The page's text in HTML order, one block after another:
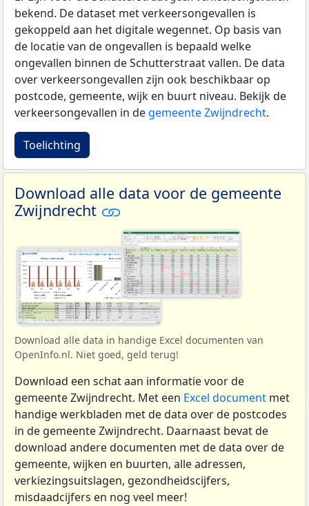
bekend. De dataset met verkeersongevallen is
gekoppeld aan het digitale wegennet. Op basis van
de locatie van de ongevallen is bepaald welke
ongevallen binnen de Schutterstraat vallen. De data
over verkeersongevallen zijn ook beschikbaar op
postcode, gemeente, wijk en buurt niveau. Bekijk de
verkeersongevallen in de gemeente Zwijndrecht.
Toelichting
Download alle data voor de gemeente
Zwijndrecht
Download alle data in handige Excel documenten van
OpenInfo.nl. Niet goed, geld terug!
Download een schat aan informatie voor de
gemeente Zwijndrecht. Met een Excel document met
handige werkbladen met de data over de postcodes
in de gemeente Zwijndrecht. Daarnaast bevat de
download andere documenten met de data over de
gemeente, wijken en buurten, alle adressen,
verkiezingsuitslagen, gezondheidscijfers,
misdaadcijfers en nog veel meer!